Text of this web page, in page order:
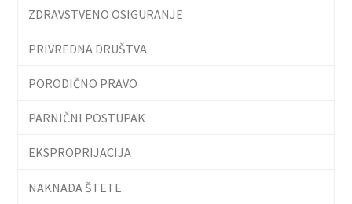
ZDRAVSTVENO OSIGURANJE
PRIVREDNA DRUŠTVA
PORODIČNO PRAVO
PARNIČNI POSTUPAK
EKSPROPRIJACIJA
NAKNADA ŠTETE